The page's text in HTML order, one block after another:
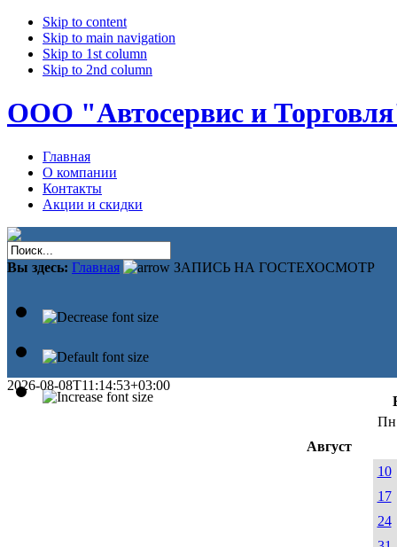
Skip to content
Skip to main navigation
Skip to 1st column
Skip to 2nd column
ООО "Автосервис и
Главная
О компании
Контакты
Акции и скидки
Вы здесь: Главная ЗАПИСЬ НА ГОСТЕХОСМОТР
2026-08-08T11:14:53+03:00
Пн
Август
10
17
24